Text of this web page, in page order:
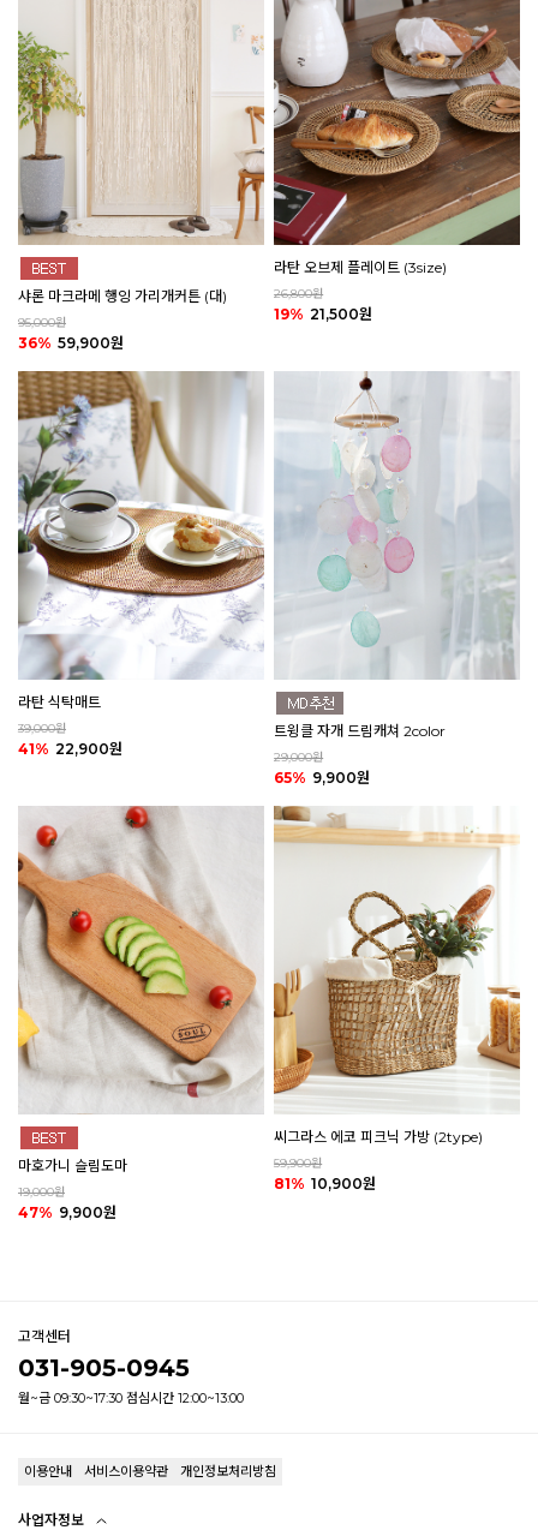
샤론 마크라메 행잉 가리개커튼 (대)
95,000원
36% 59,900원
라탄 오브제 플레이트 (3size)
26,800원
19% 21,500원
라탄 식탁매트
39,000원
41% 22,900원
트윙클 자개 드림캐쳐 2color
29,000원
65% 9,900원
마호가니 슬림도마
19,000원
47% 9,900원
씨그라스 에코 피크닉 가방 (2type)
59,900원
81% 10,900원
고객센터
031-905-0945
월~금 09:30~17:30 점심시간 12:00~13:00
이용안내 서비스이용약관 개인정보처리방침
사업자정보